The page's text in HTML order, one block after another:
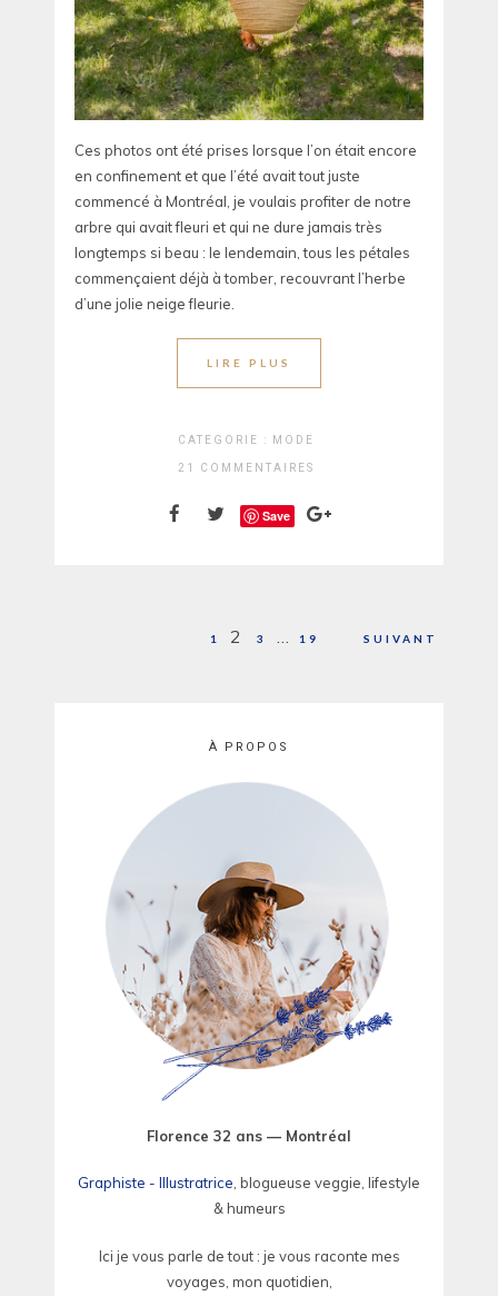
Ces photos ont été prises lorsque l’on était encore
en confinement et que l’été avait tout juste
commencé à Montréal, je voulais profiter de notre
arbre qui avait fleuri et qui ne dure jamais très
longtemps si beau : le lendemain, tous les pétales
commençaient déjà à tomber, recouvrant l’herbe
d’une jolie neige fleurie.
LIRE PLUS
CATEGORIE : MODE
21 COMMENTAIRES
Save
Pagination
1 2 3 19 SUIVANT
À PROPOS
Florence 32 ans — Montréal
Graphiste - Illustratrice, blogueuse veggie, lifestyle
& humeurs
Ici je vous parle de tout : je vous raconte mes
voyages, mon quotidien,